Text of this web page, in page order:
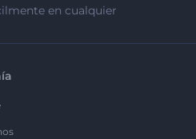
en cualquier